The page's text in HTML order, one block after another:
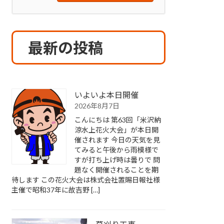
最新の投稿
いよいよ本日開催
2026年8月7日
こんにちは 第63回「米沢納
涼水上花火大会」が本日開
催されます 今日の天気を見
てみると午後から雨模様で
すが打ち上げ時は曇りで 問
題なく開催されることを期
待します この花火大会は株式会社置賜日報社様
主催で昭和37年に故吉野 […]